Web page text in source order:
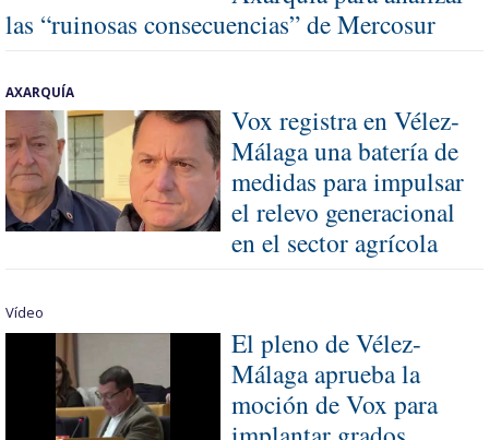
las “ruinosas consecuencias” de Mercosur
AXARQUÍA
Vox registra en Vélez-
Málaga una batería de
medidas para impulsar
el relevo generacional
en el sector agrícola
Vídeo
El pleno de Vélez-
Málaga aprueba la
moción de Vox para